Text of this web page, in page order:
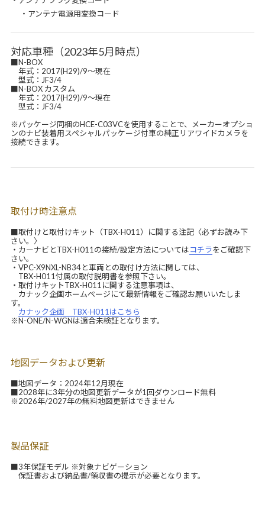
・アンテナ電源用変換コード
対応車種（2023年5月時点）
■N-BOX
年式：2017(H29)/9～現在
型式：JF3/4
■N-BOX カスタム
年式：2017(H29)/9～現在
型式：JF3/4
※パッケージ同梱のHCE-C03VCを使用することで、メーカーオプショ
ンのナビ装着用スペシャルパッケージ付車の純正リアワイドカメラを
接続できます。
取付け時注意点
■取付けと取付けキット（TBX-H011）に関する注記〈必ずお読み下
さい。〉
・カーナビとTBX-H011の接続/設定方法についてはコチラをご確認下
さい。
・VPC-X9NXL-NB34と車両との取付け方法に関しては、
TBX-H011付属の取付説明書を参照下さい。
・取付けキットTBX-H011に関する注意事項は、
カナック企画ホームぺージにて最新情報をご確認お願いいたしま
す。
カナック企画 TBX-H011はこちら
※N-ONE/N-WGNは適合未検証となります。
地図データおよび更新
■地図データ：2024年12月現在
■2028年に3年分の地図更新データが1回ダウンロード無料
※2026年/2027年の無料地図更新はできません
製品保証
■3年保証モデル ※対象ナビゲーション
保証書および納品書/領収書の提示が必要となります。